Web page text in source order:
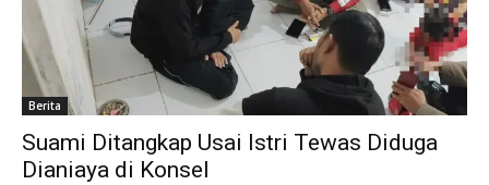
Berita
Suami Ditangkap Usai Istri Tewas Diduga
Dianiaya di Konsel